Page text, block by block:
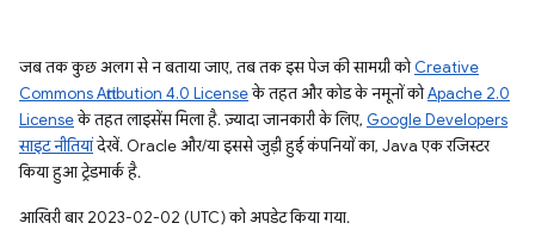
जब तक कुछ अलग से न बताया जाए, तब तक इस पेज की सामग्री कोCreative
Commons Attribution 4.0 Licenseके तहत और कोड के नमूनों कोApache 2.0
Licenseके तहत लाइसेंस मिला है. ज़्यादा जानकारी के लिए, Google Developers
साइट नीतियांदेखें. Oracle और/या इससे जुड़ी हुई कंपनियों का, Java एक रजिस्टर
किया हुआ ट्रेडमार्क है.
आखिरी बार 2023-02-02 (UTC) को अपडेट किया गया.